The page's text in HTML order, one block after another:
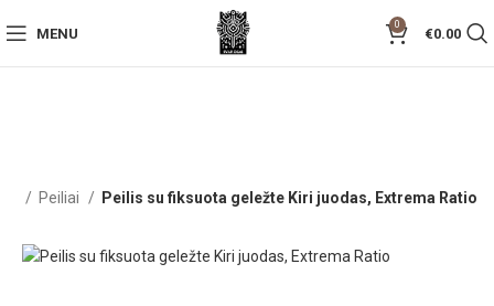
MENU
0
€0.00
Peiliai Peilis su fiksuota geležte Kiri juodas, Extrema Ratio